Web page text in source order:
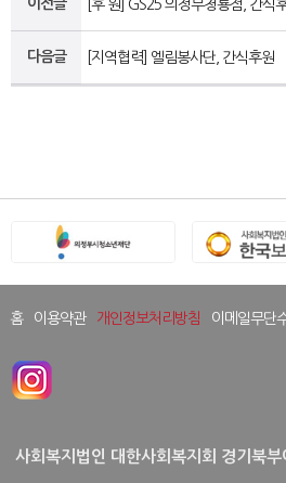
이전글 [후 원] GS25 의정부청룡점, 간식
다음글 [지역협력] 엘림봉사단, 간식후원
홈 이용약관 개인정보처리방침 이메일무단
사회복지법인 대한사회복지회 경기북